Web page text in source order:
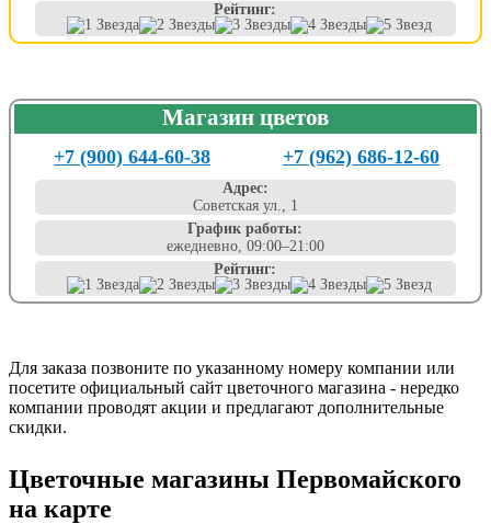
Рейтинг:
Магазин цветов
+7 (900) 644-60-38 +7 (962) 686-12-60
Адрес:
Советская ул., 1
График работы:
ежедневно, 09:00–21:00
Рейтинг:
Для заказа позвоните по указанному номеру компании или
посетите официальный сайт цветочного магазина - нередко
компании проводят акции и предлагают дополнительные
скидки.
Цветочные магазины Первомайского
на карте